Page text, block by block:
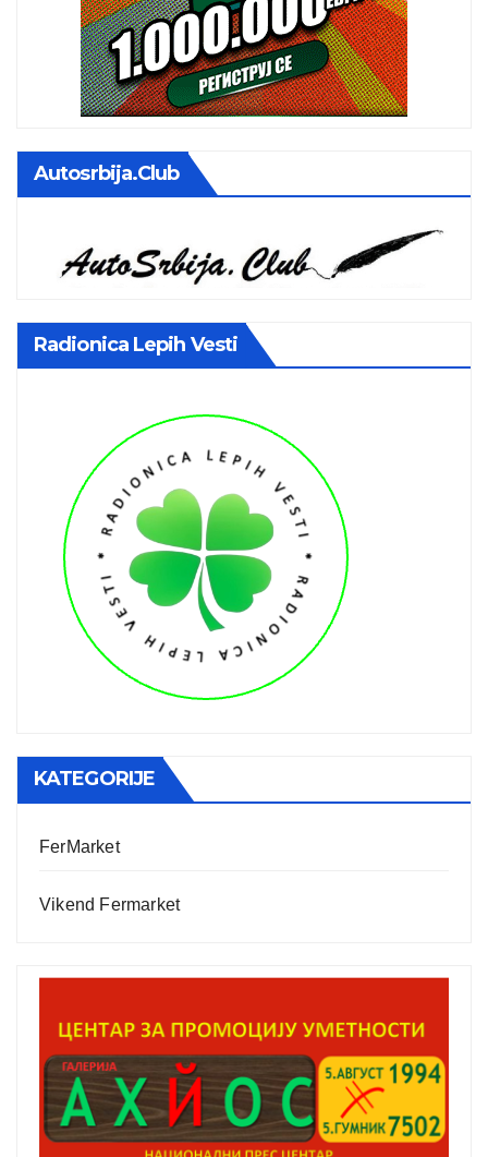
Autosrbija.club
Radionica Lepih Vesti
KATEGORIJE
FerMarket
Vikend Fermarket